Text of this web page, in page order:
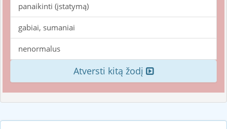
panaikinti (įstatymą)
gabiai, sumaniai
nenormalus
Atversti kitą žodį